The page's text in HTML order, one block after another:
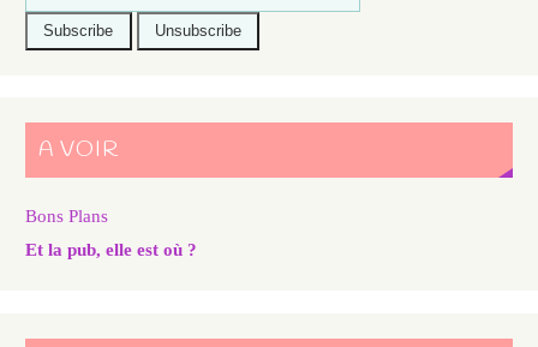
A VOIR
Bons Plans
Et la pub, elle est où ?